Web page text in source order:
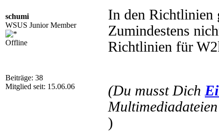
schumi
WSUS Junior Member
Offline
Beiträge: 38
Mitglied seit: 15.06.06
In den Richtlinien
Zumindestens
Richtlinien für
(Du musst Dich
)